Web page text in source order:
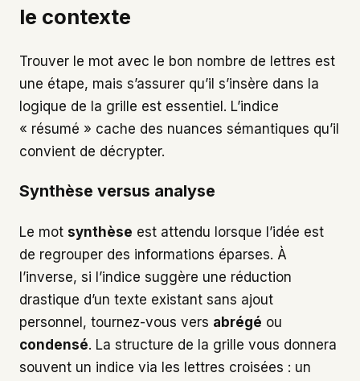
le contexte
Trouver le mot avec le bon nombre de lettres est
une étape, mais s’assurer qu’il s’insère dans la
logique de la grille est essentiel. L’indice
« résumé » cache des nuances sémantiques qu’il
convient de décrypter.
Synthèse versus analyse
Le mot synthèse est attendu lorsque l’idée est
de regrouper des informations éparses. À
l’inverse, si l’indice suggère une réduction
drastique d’un texte existant sans ajout
personnel, tournez-vous vers abrégé ou
condensé. La structure de la grille vous donnera
souvent un indice via les lettres croisées : un